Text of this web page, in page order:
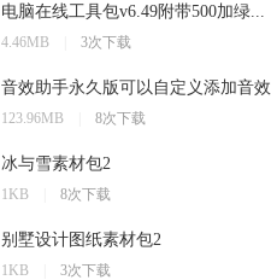
电脑在线工具包v6.49附带500加绿...
4.46MB 3次下载
音效助手永久版可以自定义添加音效
123.96MB 8次下载
冰与雪素材包2
1KB 8次下载
别墅设计图纸素材包2
1KB 3次下载